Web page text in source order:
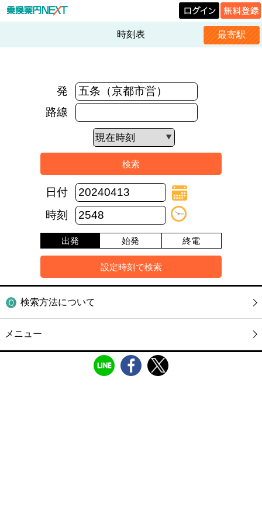
時刻表 最寄駅
発
路線
日付
時刻
出発 始発 終電
検索方法について
メニュー